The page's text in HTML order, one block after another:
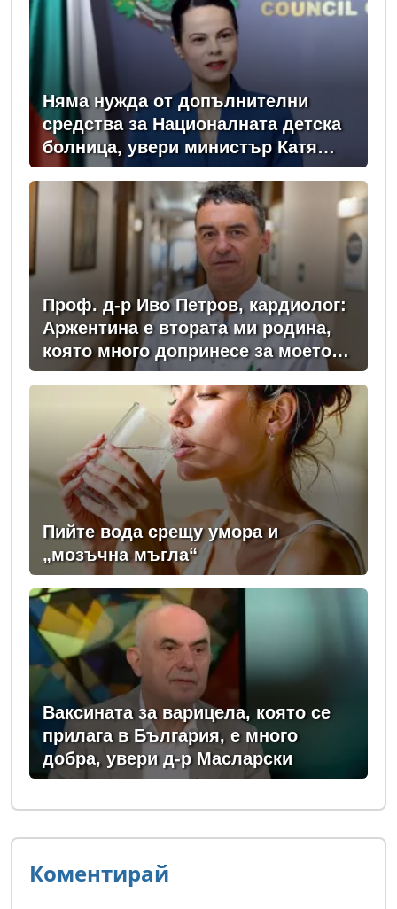
Няма нужда от допълнителни
средства за Националната детска
болница, увери министър Катя
Ивкова
Проф. д-р Иво Петров, кардиолог:
Аржентина е втората ми родина,
която много допринесе за моето
професионално развитие
Пийте вода срещу умора и
„мозъчна мъгла“
Ваксината за варицела, която се
прилага в България, е много
добра, увери д-р Масларски
Коментирай